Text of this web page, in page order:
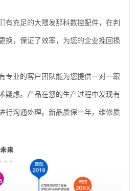
有充足的大隈发那科数控配件，在判
换，保证了效率，为您的企业挽回损
专业的客户团队能为您提供一对一跟
疑虑。产品在您的生产过程中发现有
行沟通处理。新品质保一年，维修质